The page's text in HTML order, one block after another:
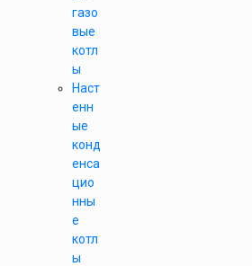
газо
вые
котл
ы
Наст
енн
ые
конд
енса
цио
нны
е
котл
ы